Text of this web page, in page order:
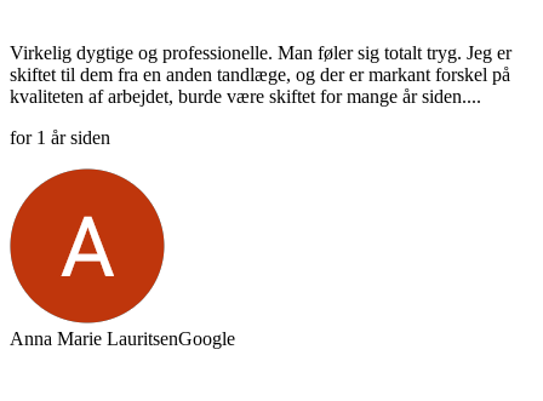
Virkelig dygtige og professionelle. Man føler sig totalt tryg. Jeg er
skiftet til dem fra en anden tandlæge, og der er markant forskel på
kvaliteten af arbejdet, burde være skiftet for mange år siden....
for 1 år siden
Anna Marie LauritsenGoogle